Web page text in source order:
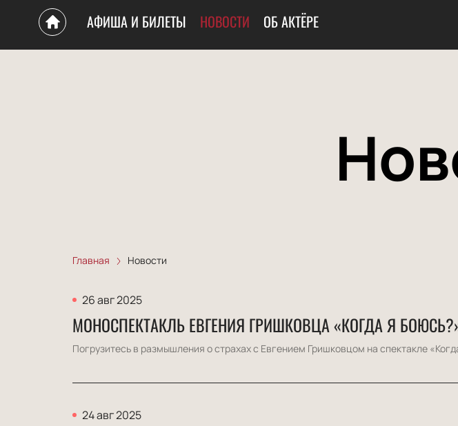
АФИША И БИЛЕТЫ НОВОСТИ ОБ АКТЁРЕ
Главная Новости
26 авг 2025
МОНОСПЕКТАКЛЬ ЕВГЕНИЯ ГРИШКОВЦА «КОГДА Я
Погрузитесь в размышления о страхах с Евгением Гришковцом на спектакле
24 авг 2025